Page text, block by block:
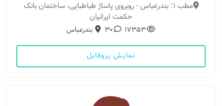
مطب 1: بندرعباس - روبروی پاساژ طباطبایی، ساختمان بانک
حکمت ایرانیان
17353
30 بندرعباس
نمایش پروفایل